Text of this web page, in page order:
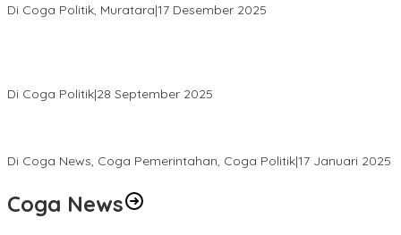
Di Coga Politik, Muratara|17 Desember 2025
Di Coga Politik|28 September 2025
Di Coga News, Coga Pemerintahan, Coga Politik|17 Januari 2025
Coga News